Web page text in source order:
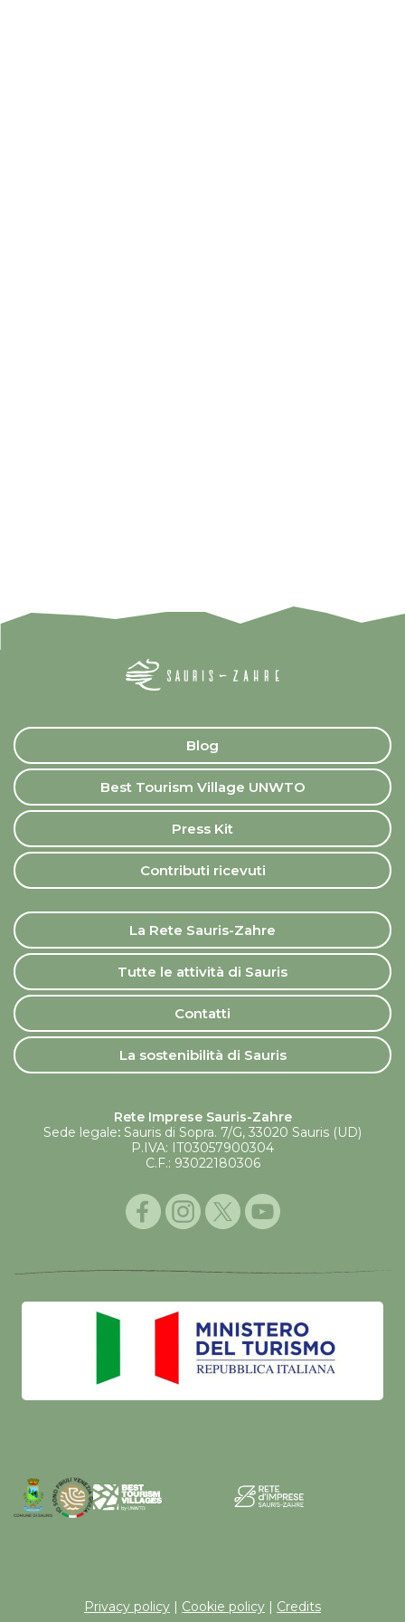
Blog
Best Tourism Village UNWTO
Press Kit
Contributi ricevuti
La Rete Sauris-Zahre
Tutte le attività di Sauris
Contatti
La sostenibilità di Sauris
Rete Imprese Sauris-Zahre
Sede legale: Sauris di Sopra. 7/G, 33020 Sauris (UD)
P.IVA: IT03057900304
C.F.: 93022180306
Privacy policy | Cookie policy | Credits